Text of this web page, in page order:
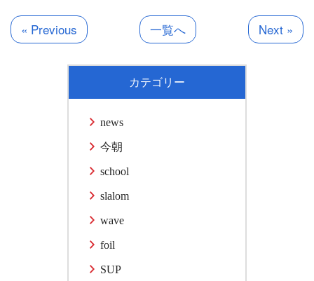
« Previous 一覧へ Next »
カテゴリー
news
今朝
school
slalom
wave
foil
SUP